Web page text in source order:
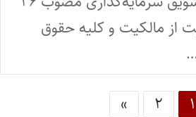
۱. حمایت از مالکیت و کلیه حقوق
۱ ۲ »